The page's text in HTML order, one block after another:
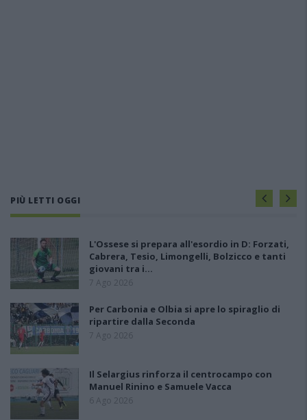
PIÙ LETTI OGGI
L'Ossese si prepara all'esordio in D: Forzati,
Cabrera, Tesio, Limongelli, Bolzicco e tanti
giovani tra i…
7 Ago 2026
Per Carbonia e Olbia si apre lo spiraglio di
ripartire dalla Seconda
7 Ago 2026
Il Selargius rinforza il centrocampo con
Manuel Rinino e Samuele Vacca
6 Ago 2026